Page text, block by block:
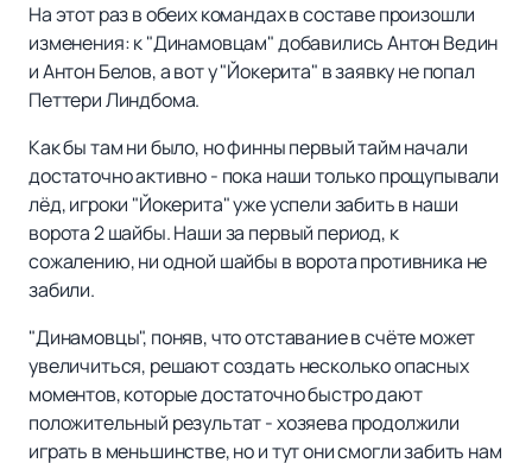
На этот раз в обеих командах в составе произошли
изменения: к "Динамовцам" добавились Антон Ведин
и Антон Белов, а вот у "Йокерита" в заявку не попал
Петтери Линдбома.
Как бы там ни было, но финны первый тайм начали
достаточно активно - пока наши только прощупывали
лёд, игроки "Йокерита" уже успели забить в наши
ворота 2 шайбы. Наши за первый период, к
сожалению, ни одной шайбы в ворота противника не
забили.
"Динамовцы", поняв, что отставание в счёте может
увеличиться, решают создать несколько опасных
моментов, которые достаточно быстро дают
положительный результат - хозяева продолжили
играть в меньшинстве, но и тут они смогли забить нам